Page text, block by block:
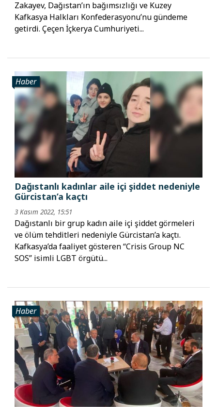
Zakayev, Dağıstan’ın bağımsızlığı ve Kuzey
Kafkasya Halkları Konfederasyonu’nu gündeme
getirdi. Çeçen İçkerya Cumhuriyeti...
Haber
Dağıstanlı kadınlar aile içi şiddet nedeniyle
Gürcistan’a kaçtı
3 Kasım 2022, 15:51
Dağıstanlı bir grup kadın aile içi şiddet görmeleri
ve ölüm tehditleri nedeniyle Gürcistan’a kaçtı.
Kafkasya’da faaliyet gösteren “Crisis Group NC
SOS” isimli LGBT örgütü...
Haber